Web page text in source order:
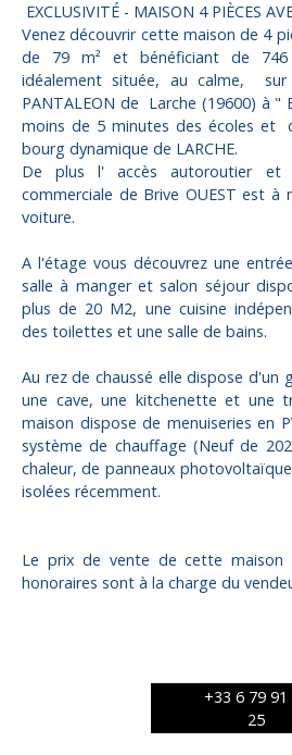
EXCLUSIVITÉ - MAISON 4 PIÈCES
Venez découvrir cette maison de 4
de 79 m² et bénéficiant de
idéalement située, au calme,
PANTALEON de Larche (19600) à "
moins de 5 minutes des écoles et
bourg dynamique de LARCHE.
De plus l' accès autoroutier et
commerciale de Brive OUEST est à
voiture.
A l'étage vous découvrez une
salle à manger et salon séjour
plus de 20 M2, une cuisine
des toilettes et une salle de bains.
Au rez de chaussé elle dispose d'un
une cave, une kitchenette et une
maison dispose de menuiseries en
système de chauffage (Neuf de
chaleur, de panneaux
isolées récemment.
Le prix de vente de cette maison
honoraires sont à la charge du
+33 6 79 91
25